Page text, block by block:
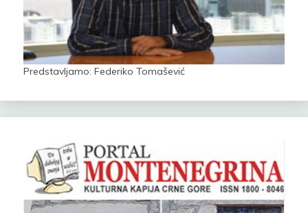
Predstavljamo: Federiko Tomašević